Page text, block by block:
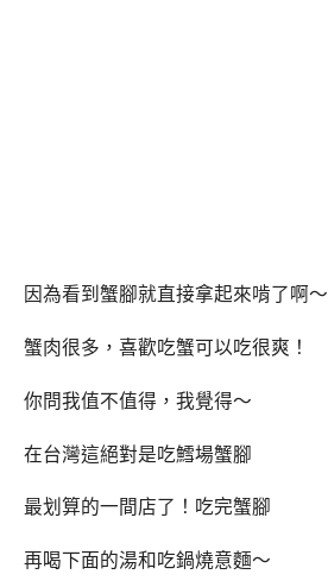
因為看到蟹腳就直接拿起來啃了啊～
蟹肉很多，喜歡吃蟹可以吃很爽！
你問我值不值得，我覺得～
在台灣這絕對是吃鱈場蟹腳
最划算的一間店了！吃完蟹腳
再喝下面的湯和吃鍋燒意麵～